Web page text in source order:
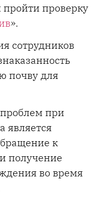
пройти проверку
».
сотрудников
почву для
при
является
к
получение
во время